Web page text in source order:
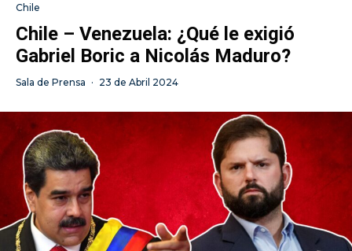
Chile
Chile – Venezuela: ¿Qué le exigió
Gabriel Boric a Nicolás Maduro?
Sala de Prensa · 23 de Abril 2024